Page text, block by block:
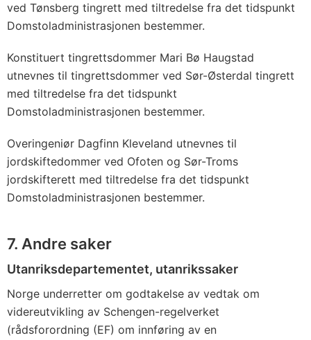
ved Tønsberg tingrett med tiltredelse fra det tidspunkt
Domstoladministrasjonen bestemmer.
Konstituert tingrettsdommer Mari Bø Haugstad
utnevnes til tingrettsdommer ved Sør-Østerdal tingrett
med tiltredelse fra det tidspunkt
Domstoladministrasjonen bestemmer.
Overingeniør Dagfinn Kleveland utnevnes til
jordskiftedommer ved Ofoten og Sør-Troms
jordskifterett med tiltredelse fra det tidspunkt
Domstoladministrasjonen bestemmer.
7. Andre saker
Utanriksdepartementet, utanrikssaker
Norge underretter om godtakelse av vedtak om
videreutvikling av Schengen-regelverket
(rådsforordning (EF) om innføring av en